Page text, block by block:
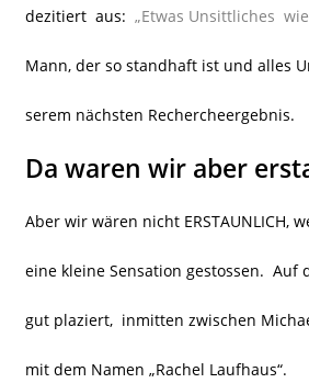
dezitiert aus: „Etwas Unsittliches
Mann, der so standhaft ist und alles
serem nächsten Rechercheergebnis.
Da waren wir aber
Aber wir wären nicht
eine kleine Sensation gestossen. Auf
gut plaziert, inmitten zwischen
mit dem Namen „Rachel Laufhaus“.